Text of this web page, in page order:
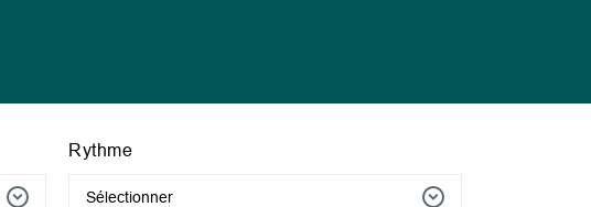
Rythme
Sélectionner